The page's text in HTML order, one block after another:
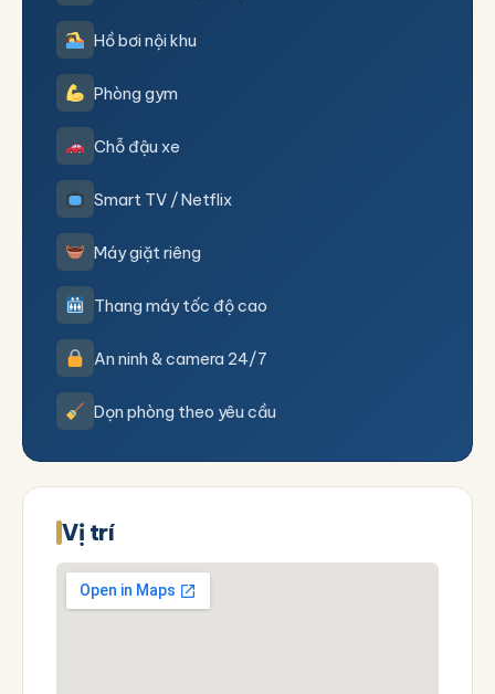
Hồ bơi nội khu
Phòng gym
Chỗ đậu xe
Smart TV / Netflix
Máy giặt riêng
Thang máy tốc độ cao
An ninh & camera 24/7
Dọn phòng theo yêu cầu
Vị trí